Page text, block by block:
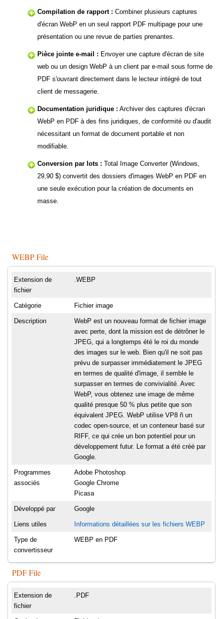
Compilation de rapport : Combiner plusieurs captures
d'écran WebP en un seul rapport PDF multipage pour une
présentation ou une revue de parties prenantes.
Pièce jointe e-mail : Envoyer une capture d'écran de site
web ou un design WebP à un client par e-mail sous forme de
PDF s'ouvrant directement dans le lecteur intégré de tout
client de messagerie.
Documentation juridique : Archiver des captures d'écran
WebP en PDF à des fins juridiques, de conformité ou d'audit
nécessitant un format de document portable et non
modifiable.
Conversion par lots : Total Image Converter (Windows,
29,90 $) convertit des dossiers d'images WebP en PDF en
une seule exécution pour la création de documents en
masse.
WEBP File
Extension de
fichier
.WEBP
Catégorie Fichier image
Description
WebP est un nouveau format de fichier image
avec perte, dont la mission est de détrôner le
JPEG, qui a longtemps été le roi du monde
des images sur le web. Bien qu'il ne soit pas
prévu de surpasser immédiatement le JPEG
en termes de qualité d'image, il semble le
surpasser en termes de convivialité. Avec
WebP, vous obtenez une image de même
qualité presque 50 % plus petite que son
équivalent JPEG. WebP utilise VP8 ñ un
codec open-source, et un conteneur basé sur
RIFF, ce qui crée un bon potentiel pour un
développement futur. Le format a été créé par
Google.
Programmes
associés
Adobe Photoshop
Google Chrome
Picasa
Développé par Google
Liens utiles Informations détaillées sur les fichiers WEBP
Type de
convertisseur
WEBP en PDF
PDF File
Extension de
fichier
.PDF